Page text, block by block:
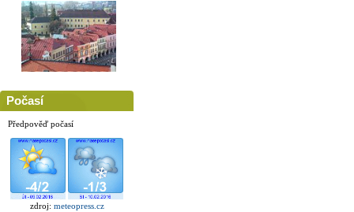
Počasí
Předpověď počasí
zdroj: meteopress.cz